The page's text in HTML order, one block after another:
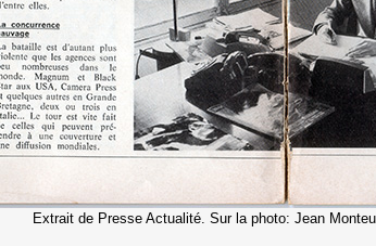
Extrait de Presse Actualité. Sur la photo: Jean